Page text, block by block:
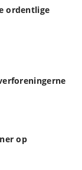
ordentlige
op